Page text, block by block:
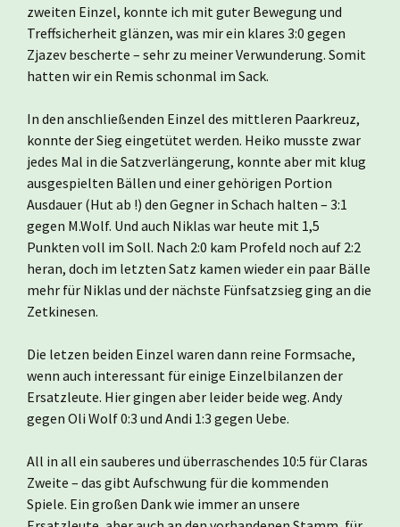
zweiten Einzel, konnte ich mit guter Bewegung und
Treffsicherheit glänzen, was mir ein klares 3:0 gegen
Zjazev bescherte – sehr zu meiner Verwunderung. Somit
hatten wir ein Remis schonmal im Sack.
In den anschließenden Einzel des mittleren Paarkreuz,
konnte der Sieg eingetütet werden. Heiko musste zwar
jedes Mal in die Satzverlängerung, konnte aber mit klug
ausgespielten Bällen und einer gehörigen Portion
Ausdauer (Hut ab !) den Gegner in Schach halten – 3:1
gegen M.Wolf. Und auch Niklas war heute mit 1,5
Punkten voll im Soll. Nach 2:0 kam Profeld noch auf 2:2
heran, doch im letzten Satz kamen wieder ein paar Bälle
mehr für Niklas und der nächste Fünfsatzsieg ging an die
Zetkinesen.
Die letzen beiden Einzel waren dann reine Formsache,
wenn auch interessant für einige Einzelbilanzen der
Ersatzleute. Hier gingen aber leider beide weg. Andy
gegen Oli Wolf 0:3 und Andi 1:3 gegen Uebe.
All in all ein sauberes und überraschendes 10:5 für Claras
Zweite – das gibt Aufschwung für die kommenden
Spiele. Ein großen Dank wie immer an unsere